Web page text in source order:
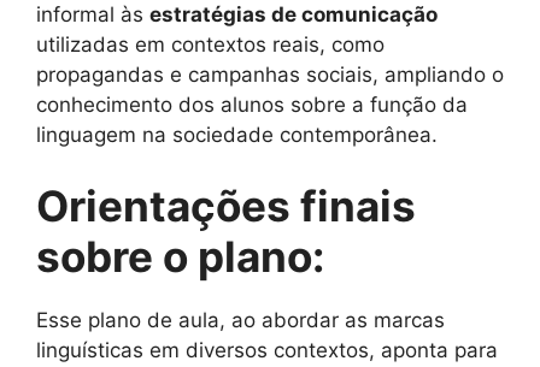
informal às estratégias de comunicação
utilizadas em contextos reais, como
propagandas e campanhas sociais, ampliando o
conhecimento dos alunos sobre a função da
linguagem na sociedade contemporânea.
Orientações finais
sobre o plano:
Esse plano de aula, ao abordar as marcas
linguísticas em diversos contextos, aponta para